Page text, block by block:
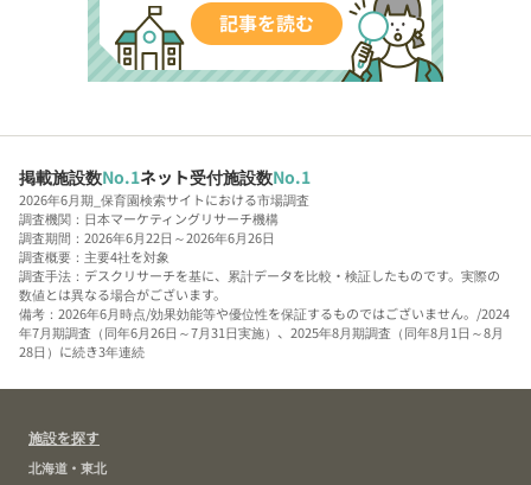
掲載施設数No.1ネット受付施設数No.1
2026年6月期_保育園検索サイトにおける市場調査
調査機関：日本マーケティングリサーチ機構
調査期間：2026年6月22日～2026年6月26日
調査概要：主要4社を対象
調査手法：デスクリサーチを基に、累計データを比較・検証したものです。実際の
数値とは異なる場合がございます。
備考：2026年6月時点/効果効能等や優位性を保証するものではございません。/2024
年7月期調査（同年6月26日～7月31日実施）、2025年8月期調査（同年8月1日～8月
28日）に続き3年連続
施設を探す
北海道・東北